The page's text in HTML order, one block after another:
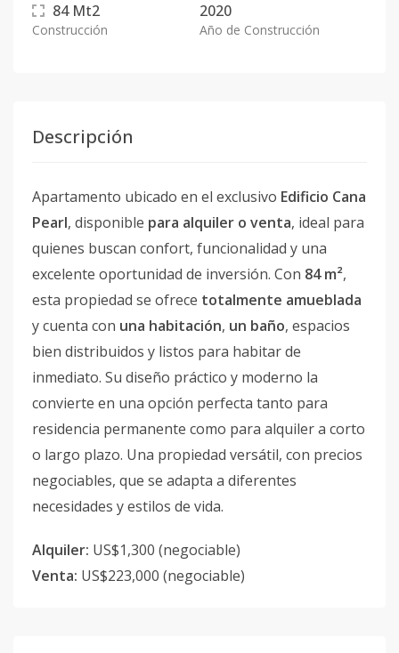
84 Mt2
Construcción
2020
Año de Construcción
Descripción
Apartamento ubicado en el exclusivo Edificio Cana
Pearl, disponible para alquiler o venta, ideal para
quienes buscan confort, funcionalidad y una
excelente oportunidad de inversión. Con 84 m²,
esta propiedad se ofrece totalmente amueblada
y cuenta con una habitación, un baño, espacios
bien distribuidos y listos para habitar de
inmediato. Su diseño práctico y moderno la
convierte en una opción perfecta tanto para
residencia permanente como para alquiler a corto
o largo plazo. Una propiedad versátil, con precios
negociables, que se adapta a diferentes
necesidades y estilos de vida.
Alquiler: US$1,300 (negociable)
Venta: US$223,000 (negociable)